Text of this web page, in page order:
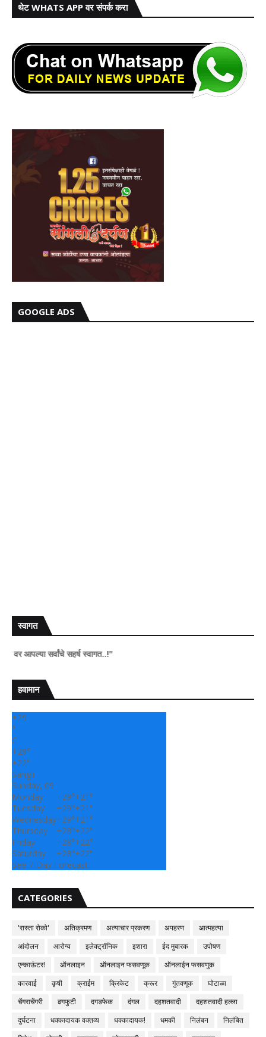
थेट WHATS APP वर संपर्क करा
GOOGLE ADS
स्वागत
सर्वांचे सहर्ष स्वागत..!"
हवामान
+29
°
C
+29°
+22°
Sangli
Sunday, 09
Monday
+29°+21°
Tuesday
+29°+21°
Wednesday+29°+21°
Thursday
+28°+22°
Friday
+28°+22°
Saturday
+28°+22°
See 7-Day Forecast
CATEGORIES
'रास्ता रोको' अतिक्रमण अत्याचार प्रकरण अपहरण
आत्महत्या
आंदोलन
आरोग्य इलेक्ट्रॉनिक इशारा ईद मुबारक
उपोषण
एन्काऊंटर!
ऑनलाइन ऑनलाइन फसवणूक
ऑनलाईन फसवणुक
कारवाई
कृषी क्राईम क्रिकेट क्रूर गुंतवणूक
घोटाळा
चेंगराचेंगरी
ढगफुटी दगडफेक दंगल दहशतवादी
दहशतवादी हल्ला
दुर्घटना
धक्कादायक वक्तव्य धक्कादायक! धमकी निलंबन
निलंबित